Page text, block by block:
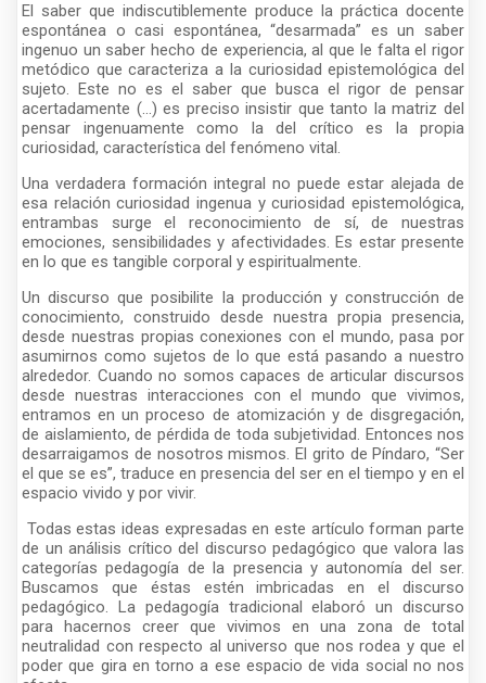
El saber que indiscutiblemente produce la práctica docente
espontánea o casi espontánea, “desarmada” es un saber
ingenuo un saber hecho de experiencia, al que le falta el rigor
metódico que caracteriza a la curiosidad epistemológica del
sujeto. Este no es el saber que busca el rigor de pensar
acertadamente (…) es preciso insistir que tanto la matriz del
pensar ingenuamente como la del crítico es la propia
curiosidad, característica del fenómeno vital.
Una verdadera formación integral no puede estar alejada de
esa relación curiosidad ingenua y curiosidad epistemológica,
entrambas surge el reconocimiento de sí, de nuestras
emociones, sensibilidades y afectividades. Es estar presente
en lo que es tangible corporal y espiritualmente.
Un discurso que posibilite la producción y construcción de
conocimiento, construido desde nuestra propia presencia,
desde nuestras propias conexiones con el mundo, pasa por
asumirnos como sujetos de lo que está pasando a nuestro
alrededor. Cuando no somos capaces de articular discursos
desde nuestras interacciones con el mundo que vivimos,
entramos en un proceso de atomización y de disgregación,
de aislamiento, de pérdida de toda subjetividad. Entonces nos
desarraigamos de nosotros mismos. El grito de Píndaro, “Ser
el que se es”, traduce en presencia del ser en el tiempo y en el
espacio vivido y por vivir.
Todas estas ideas expresadas en este artículo forman parte
de un análisis crítico del discurso pedagógico que valora las
categorías pedagogía de la presencia y autonomía del ser.
Buscamos que éstas estén imbricadas en el discurso
pedagógico. La pedagogía tradicional elaboró un discurso
para hacernos creer que vivimos en una zona de total
neutralidad con respecto al universo que nos rodea y que el
poder que gira en torno a ese espacio de vida social no nos